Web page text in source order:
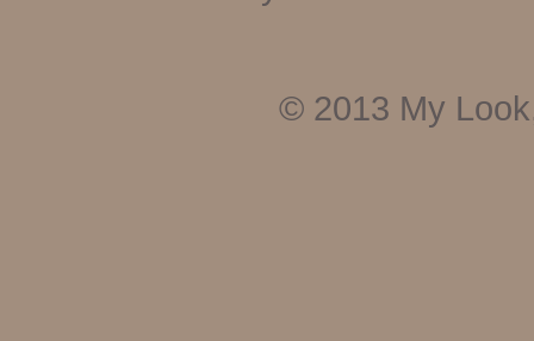
© 2013 My Look